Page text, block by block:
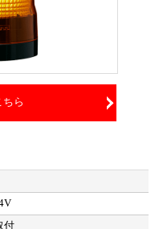
ちら
付